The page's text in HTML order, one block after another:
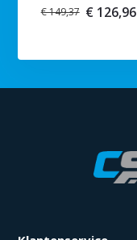
€ 149,37 € 126,96